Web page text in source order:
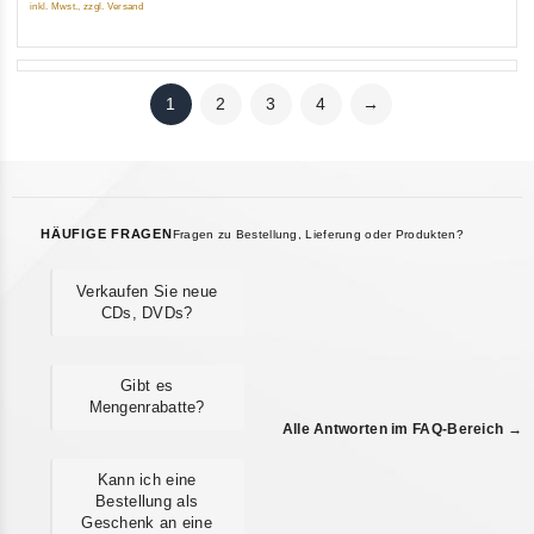
inkl. Mwst., zzgl. Versand
1 2 3 4 →
HÄUFIGE FRAGEN Fragen zu Bestellung, Lieferung oder Produkten?
Verkaufen Sie neue
CDs, DVDs?
Gibt es
Mengenrabatte?
Kann ich eine
Bestellung als
Geschenk an eine
Alle Antworten im FAQ-Bereich →